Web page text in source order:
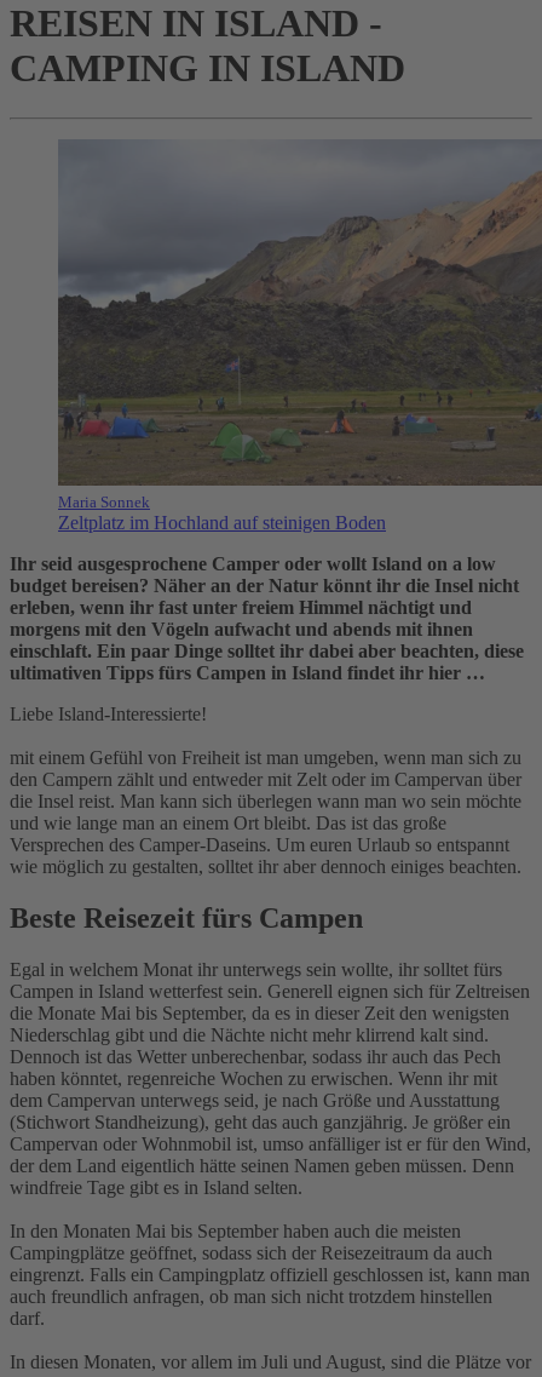
REISEN IN ISLAND -
CAMPING IN ISLAND
Maria Sonnek
Zeltplatz im Hochland auf steinigen Boden
Ihr seid ausgesprochene Camper oder wollt Island on a low
budget bereisen? Näher an der Natur könnt ihr die Insel nicht
erleben, wenn ihr fast unter freiem Himmel nächtigt und
morgens mit den Vögeln aufwacht und abends mit ihnen
einschlaft. Ein paar Dinge solltet ihr dabei aber beachten, diese
ultimativen Tipps fürs Campen in Island findet ihr hier …
Liebe Island-Interessierte!
mit einem Gefühl von Freiheit ist man umgeben, wenn man sich zu
den Campern zählt und entweder mit Zelt oder im Campervan über
die Insel reist. Man kann sich überlegen wann man wo sein möchte
und wie lange man an einem Ort bleibt. Das ist das große
Versprechen des Camper-Daseins. Um euren Urlaub so entspannt
wie möglich zu gestalten, solltet ihr aber dennoch einiges beachten.
Beste Reisezeit fürs Campen
Egal in welchem Monat ihr unterwegs sein wollte, ihr solltet fürs
Campen in Island wetterfest sein. Generell eignen sich für Zeltreisen
die Monate Mai bis September, da es in dieser Zeit den wenigsten
Niederschlag gibt und die Nächte nicht mehr klirrend kalt sind.
Dennoch ist das Wetter unberechenbar, sodass ihr auch das Pech
haben könntet, regenreiche Wochen zu erwischen. Wenn ihr mit
dem Campervan unterwegs seid, je nach Größe und Ausstattung
(Stichwort Standheizung), geht das auch ganzjährig. Je größer ein
Campervan oder Wohnmobil ist, umso anfälliger ist er für den Wind,
der dem Land eigentlich hätte seinen Namen geben müssen. Denn
windfreie Tage gibt es in Island selten.
In den Monaten Mai bis September haben auch die meisten
Campingplätze geöffnet, sodass sich der Reisezeitraum da auch
eingrenzt. Falls ein Campingplatz offiziell geschlossen ist, kann man
auch freundlich anfragen, ob man sich nicht trotzdem hinstellen
darf.
In diesen Monaten, vor allem im Juli und August, sind die Plätze vor